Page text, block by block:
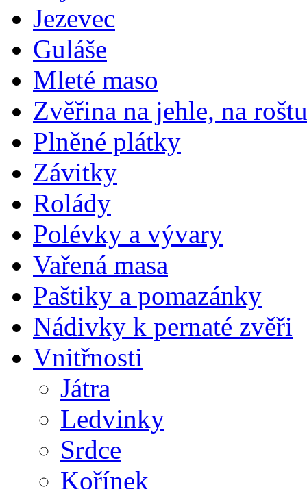
Jezevec
Guláše
Mleté maso
Zvěřina na jehle, na roštu
Plněné plátky
Závitky
Rolády
Polévky a vývary
Vařená masa
Paštiky a pomazánky
Nádivky k pernaté zvěři
Vnitřnosti
Játra
Ledvinky
Srdce
Kořínek